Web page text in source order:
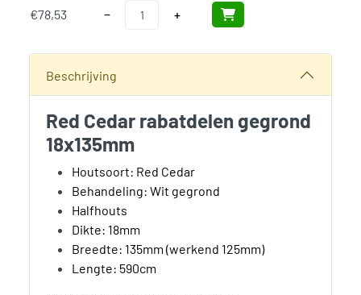
€78,53 −
Red Cedar Rabatdelen 18x135mm gegrond
+
Beschrijving
Red Cedar rabatdelen gegrond
18x135mm
Houtsoort: Red Cedar
Behandeling: Wit gegrond
Halfhouts
Dikte: 18mm
Breedte: 135mm (werkend 125mm)
Lengte: 590cm